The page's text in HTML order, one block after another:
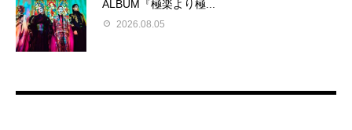
ALBUM『極楽より極...
2026.08.05